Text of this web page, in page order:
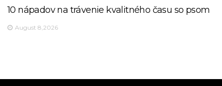
10 nápadov na trávenie kvalitného času so psom
August 8,2026